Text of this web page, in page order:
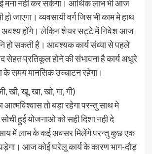
मना नही कर सकेगा। आर्थिक लाभ भी आज
हो जाएगा। व्यवसायी वर्ग जिस भी काम मे हाथ
होंगे। लेकिन शेयर सट्टे में निवेश आज
हो सकती है। आवश्यक कार्य संध्या से पहले
सेहत प्रतिकूल होने की संभावना है कार्य अधूरे
समय मानसिक उच्चाटन रहेगा।
खी, खू, खा, खो, गा, गी)
तो बड़ा रहेगा परन्तु साथ मे
हुई योजनाओ को सही दिशा नही दे
में लाभ के कई अवसर मिलेंगे परन्तु कुछ एक
आज कोई घरेलू कार्य के कारण भाग-दौड़